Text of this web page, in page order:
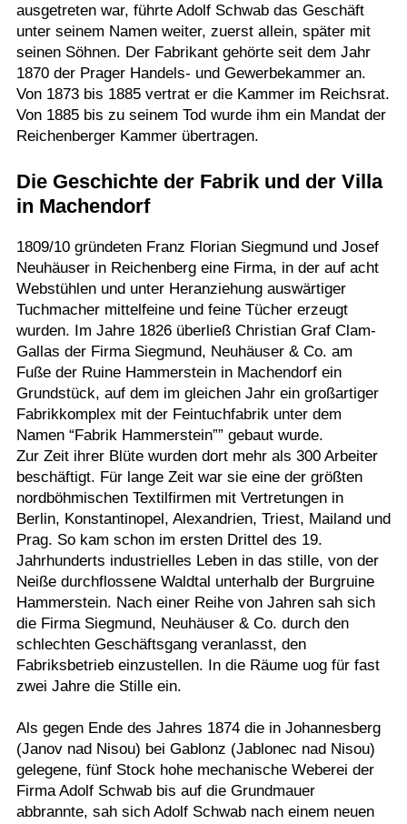
ausgetreten war, führte Adolf Schwab das Geschäft
unter seinem Namen weiter, zuerst allein, später mit
seinen Söhnen. Der Fabrikant gehörte seit dem Jahr
1870 der Prager Handels- und Gewerbekammer an.
Von 1873 bis 1885 vertrat er die Kammer im Reichsrat.
Von 1885 bis zu seinem Tod wurde ihm ein Mandat der
Reichenberger Kammer übertragen.
Die Geschichte der Fabrik und der Villa
in Machendorf
1809/10 gründeten Franz Florian Siegmund und Josef
Neuhäuser in Reichenberg eine Firma, in der auf acht
Webstühlen und unter Heranziehung auswärtiger
Tuchmacher mittelfeine und feine Tücher erzeugt
wurden. Im Jahre 1826 überließ Christian Graf Clam-
Gallas der Firma Siegmund, Neuhäuser & Co. am
Fuße der Ruine Hammerstein in Machendorf ein
Grundstück, auf dem im gleichen Jahr ein großartiger
Fabrikkomplex mit der Feintuchfabrik unter dem
Namen “Fabrik Hammerstein”” gebaut wurde.
Zur Zeit ihrer Blüte wurden dort mehr als 300 Arbeiter
beschäftigt. Für lange Zeit war sie eine der größten
nordböhmischen Textilfirmen mit Vertretungen in
Berlin, Konstantinopel, Alexandrien, Triest, Mailand und
Prag. So kam schon im ersten Drittel des 19.
Jahrhunderts industrielles Leben in das stille, von der
Neiße durchflossene Waldtal unterhalb der Burgruine
Hammerstein. Nach einer Reihe von Jahren sah sich
die Firma Siegmund, Neuhäuser & Co. durch den
schlechten Geschäftsgang veranlasst, den
Fabriksbetrieb einzustellen. In die Räume uog für fast
zwei Jahre die Stille ein.
Als gegen Ende des Jahres 1874 die in Johannesberg
(Janov nad Nisou) bei Gablonz (Jablonec nad Nisou)
gelegene, fünf Stock hohe mechanische Weberei der
Firma Adolf Schwab bis auf die Grundmauer
abbrannte, sah sich Adolf Schwab nach einem neuen